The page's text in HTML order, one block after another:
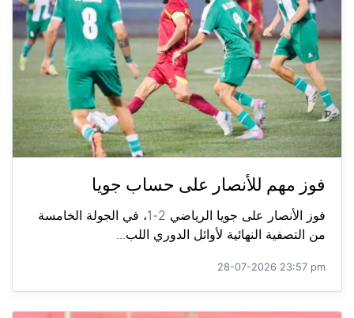
فوز مهم للأنصار على حساب جويا
فوز الأنصار على جويا الرياضي 2-1، في الجولة الخامسة
من التصفية النهائية لأوائل الدوري اللب...
28-07-2026 23:57 pm